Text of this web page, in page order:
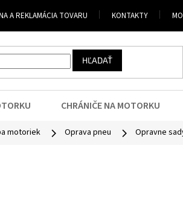
A REKLAMÁCIA TOVARU KONTAKTY
HĽADAŤ
CHRÁNIČE NA MOTORKU
motoriek Oprava pneu Opravne